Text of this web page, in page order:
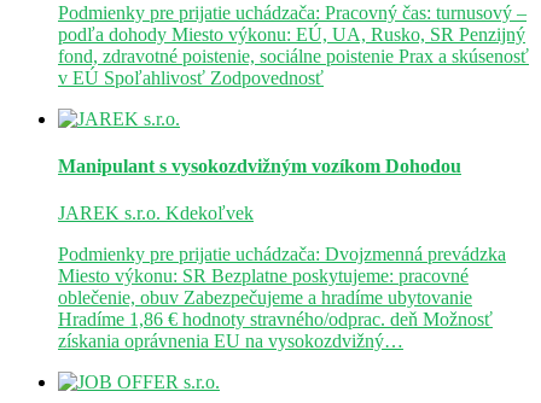
Podmienky pre prijatie uchádzača: Pracovný čas: turnusový –
podľa dohody Miesto výkonu: EÚ, UA, Rusko, SR Penzijný
fond, zdravotné poistenie, sociálne poistenie Prax a skúsenosť
v EÚ Spoľahlivosť Zodpovednosť
Manipulant s vysokozdvižným vozíkom Dohodou
JAREK s.r.o. Kdekoľvek
Podmienky pre prijatie uchádzača: Dvojzmenná prevádzka
Miesto výkonu: SR Bezplatne poskytujeme: pracovné
oblečenie, obuv Zabezpečujeme a hradíme ubytovanie
Hradíme 1,86 € hodnoty stravného/odprac. deň Možnosť
získania oprávnenia EU na vysokozdvižný…